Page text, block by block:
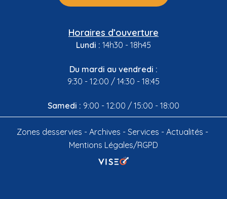
Horaires d’ouverture
Lundi : 14h30 - 18h45
Du mardi au vendredi :
9:30 - 12:00 / 14:30 - 18:45
Samedi : 9:00 - 12:00 / 15:00 - 18:00
Zones desservies Archives Services
Actualités
Mentions Légales/RGPD